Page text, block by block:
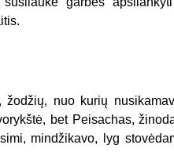
nuo kurių
bet Peisachas,
mindžikavo, lyg